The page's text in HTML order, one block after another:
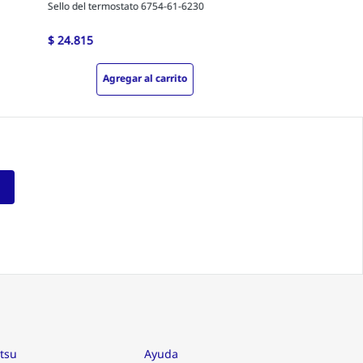
Sello del termostato 6754-61-6230
$ 24.815
Agregar al carrito
Ayuda